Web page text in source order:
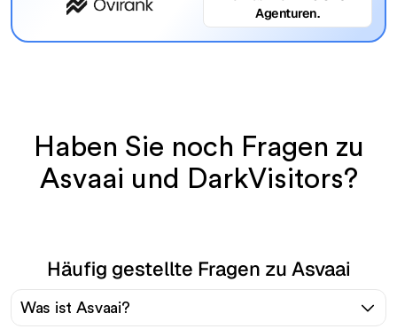
Agenturen.
Haben Sie noch Fragen zu
Asvaai und DarkVisitors?
Häufig gestellte Fragen zu Asvaai
Was ist Asvaai?